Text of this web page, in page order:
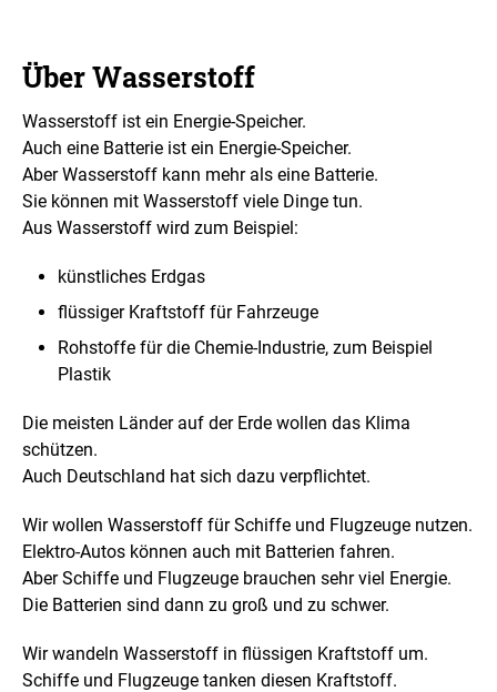
Über Wasserstoff
Wasserstoff ist ein Energie-Speicher.
Auch eine Batterie ist ein Energie-Speicher.
Aber Wasserstoff kann mehr als eine Batterie.
Sie können mit Wasserstoff viele Dinge tun.
Aus Wasserstoff wird zum Beispiel:
künstliches Erdgas
flüssiger Kraftstoff für Fahrzeuge
Rohstoffe für die Chemie-Industrie, zum Beispiel
Plastik
Die meisten Länder auf der Erde wollen das Klima
schützen.
Auch Deutschland hat sich dazu verpflichtet.
Wir wollen Wasserstoff für Schiffe und Flugzeuge nutzen.
Elektro-Autos können auch mit Batterien fahren.
Aber Schiffe und Flugzeuge brauchen sehr viel Energie.
Die Batterien sind dann zu groß und zu schwer.
Wir wandeln Wasserstoff in flüssigen Kraftstoff um.
Schiffe und Flugzeuge tanken diesen Kraftstoff.